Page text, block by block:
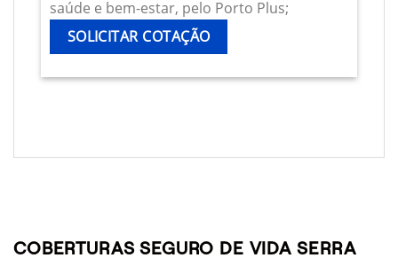
saúde e bem-estar, pelo Porto Plus;
SOLICITAR COTAÇÃO
COBERTURAS SEGURO DE VIDA SERRA